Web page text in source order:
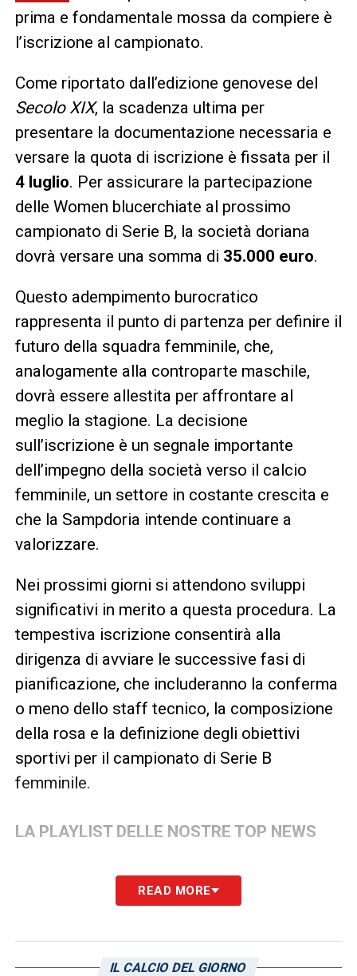
prima e fondamentale mossa da compiere è
l’iscrizione al campionato.
Come riportato dall’edizione genovese del
Secolo XIX, la scadenza ultima per
presentare la documentazione necessaria e
versare la quota di iscrizione è fissata per il
4 luglio. Per assicurare la partecipazione
delle Women blucerchiate al prossimo
campionato di Serie B, la società doriana
dovrà versare una somma di 35.000 euro.
Questo adempimento burocratico
rappresenta il punto di partenza per definire il
futuro della squadra femminile, che,
analogamente alla controparte maschile,
dovrà essere allestita per affrontare al
meglio la stagione. La decisione
sull’iscrizione è un segnale importante
dell’impegno della società verso il calcio
femminile, un settore in costante crescita e
che la Sampdoria intende continuare a
valorizzare.
Nei prossimi giorni si attendono sviluppi
significativi in merito a questa procedura. La
tempestiva iscrizione consentirà alla
dirigenza di avviare le successive fasi di
pianificazione, che includeranno la conferma
o meno dello staff tecnico, la composizione
della rosa e la definizione degli obiettivi
sportivi per il campionato di Serie B
femminile.
LA PLAYLIST DELLE NOSTRE TOP NEWS
READ MORE
IL CALCIO DEL GIORNO